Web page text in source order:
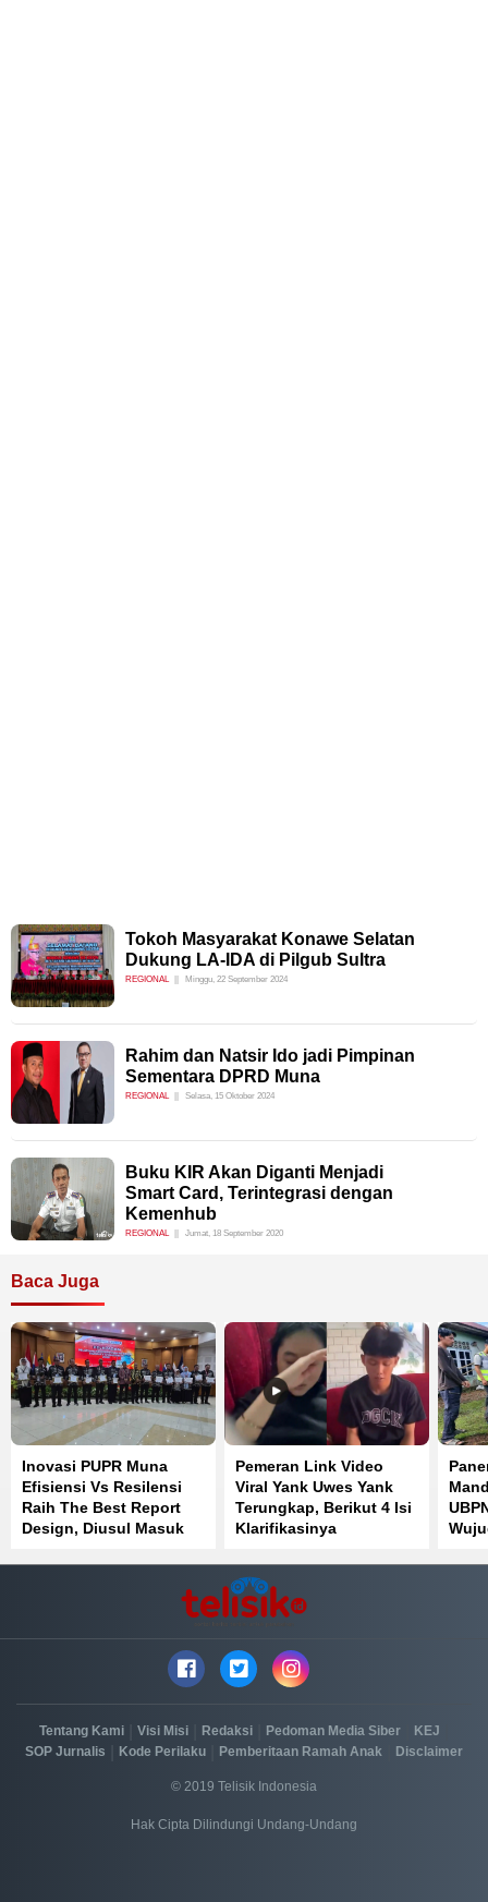
Tokoh Masyarakat Konawe Selatan
Dukung LA-IDA di Pilgub Sultra
REGIONAL Minggu, 22 September 2024
Rahim dan Natsir Ido jadi Pimpinan
Sementara DPRD Muna
REGIONAL Selasa, 15 Oktober 2024
Buku KIR Akan Diganti Menjadi
Smart Card, Terintegrasi dengan
Kemenhub
REGIONAL Jumat, 18 September 2020
Baca Juga
Inovasi PUPR Muna
Efisiensi Vs Resilensi
Raih The Best Report
Design, Diusul Masuk
Pemeran Link Video
Viral Yank Uwes Yank
Terungkap, Berikut 4 Isi
Klarifikasinya
Tentang Kami Visi Misi Redaksi Pedoman Media Siber KEJ
SOP Jurnalis Kode Perilaku Pemberitaan Ramah Anak Disclaimer
© 2019 Telisik Indonesia
Hak Cipta Dilindungi Undang-Undang